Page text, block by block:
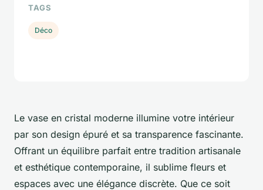
Le vase en cristal moderne illumine votre intérieur
par son design épuré et sa transparence fascinante.
Offrant un équilibre parfait entre tradition artisanale
et esthétique contemporaine, il sublime fleurs et
espaces avec une élégance discrète. Que ce soit
TAGS
Déco